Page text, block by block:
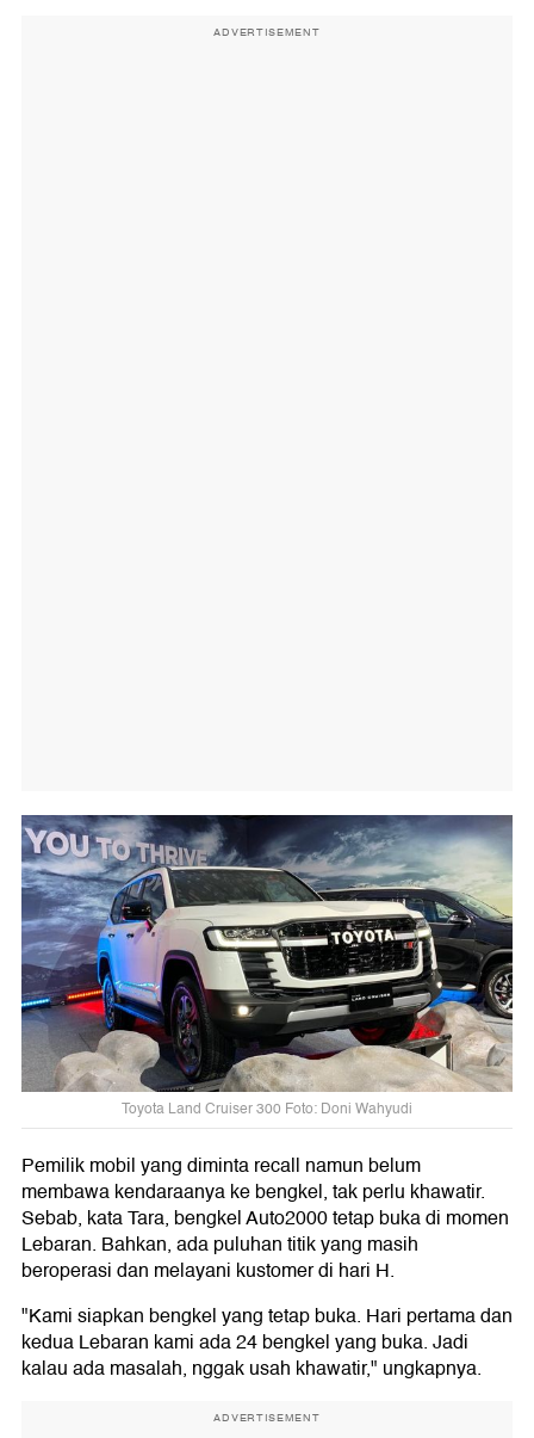
ADVERTISEMENT
Toyota Land Cruiser 300 Foto: Doni Wahyudi
Pemilik mobil yang diminta recall namun belum
membawa kendaraanya ke bengkel, tak perlu khawatir.
Sebab, kata Tara, bengkel Auto2000 tetap buka di momen
Lebaran. Bahkan, ada puluhan titik yang masih
beroperasi dan melayani kustomer di hari H.
"Kami siapkan bengkel yang tetap buka. Hari pertama dan
kedua Lebaran kami ada 24 bengkel yang buka. Jadi
kalau ada masalah, nggak usah khawatir," ungkapnya.
ADVERTISEMENT